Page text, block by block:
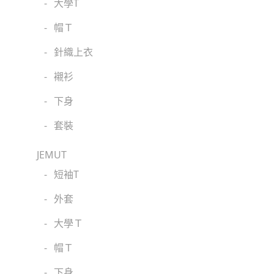
- 大學T
- 帽Ｔ
- 針織上衣
- 襯衫
- 下身
- 套裝
JEMUT
- 短袖T
- 外套
- 大學Ｔ
- 帽Ｔ